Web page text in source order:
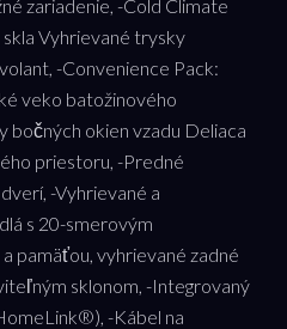
zariadenie, -Cold Climate
Vyhrievané trysky
-Convenience Pack:
veko batožinového
okien vzadu Deliaca
priestoru, -Predné
-Vyhrievané a
s 20-smerovým
pamäťou, vyhrievané zadné
sklonom, -Integrovaný
-Kábel na